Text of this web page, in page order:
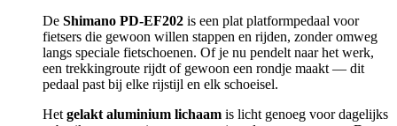
De Shimano PD-EF202 is een plat platformpedaal voor
fietsers die gewoon willen stappen en rijden, zonder omweg
langs speciale fietschoenen. Of je nu pendelt naar het werk,
een trekkingroute rijdt of gewoon een rondje maakt — dit
pedaal past bij elke rijstijl en elk schoeisel.
Het gelakt aluminium lichaam is licht genoeg voor dagelijks